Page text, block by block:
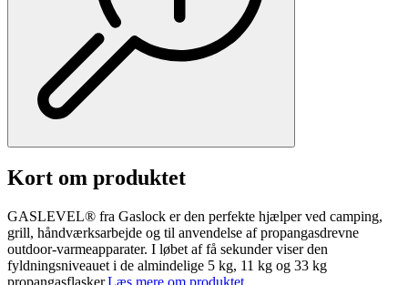
Kort om produktet
GASLEVEL® fra Gaslock er den perfekte hjælper ved camping,
grill, håndværksarbejde og til anvendelse af propangasdrevne
outdoor-varmeapparater. I løbet af få sekunder viser den
fyldningsniveauet i de almindelige 5 kg, 11 kg og 33 kg